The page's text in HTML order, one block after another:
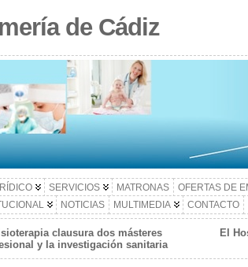
de Cádiz
SERVICIOS MATRONAS OFERTAS DE
NOTICIAS MULTIMEDIA CONTACTO
clausura dos másteres
y la investigación sanitaria
El